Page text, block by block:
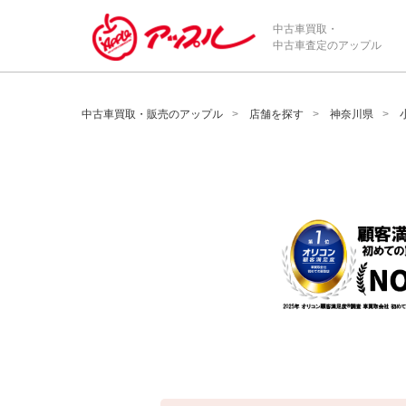
/*ABテスト_新規査定フォームの為のCVボタン*/
中古車買取・
中古車査定のアップル
中古車買取・販売のアップル 店舗を探す 神奈川県